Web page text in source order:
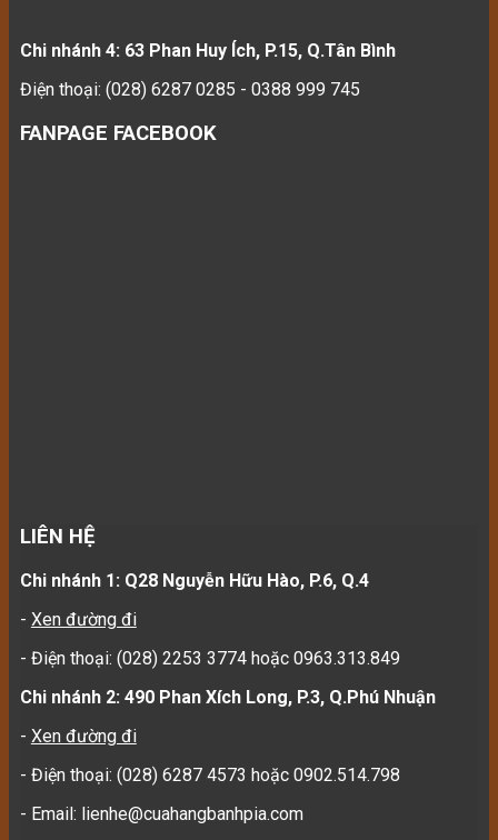
Chi nhánh 4: 63 Phan Huy Ích, P.15, Q.Tân Bình
Điện thoại: (028) 6287 0285 - 0388 999 745
FANPAGE FACEBOOK
LIÊN HỆ
Chi nhánh 1: Q28 Nguyễn Hữu Hào, P.6, Q.4
- Xen đường đi
- Điện thoại: (028) 2253 3774 hoặc 0963.313.849
Chi nhánh 2: 490 Phan Xích Long, P.3, Q.Phú Nhuận
- Xen đường đi
- Điện thoại: (028) 6287 4573 hoặc 0902.514.798
- Email: lienhe@cuahangbanhpia.com